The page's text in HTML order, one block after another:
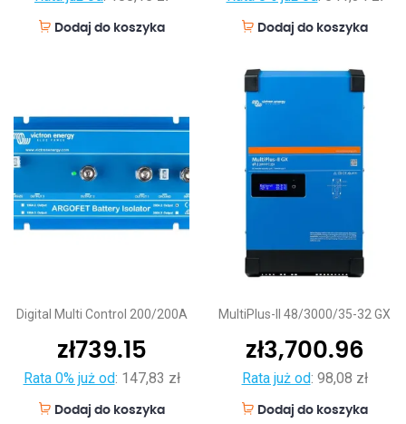
Dodaj do koszyka Dodaj do koszyka
Digital Multi Control 200/200A
zł739.15
Rata 0% już od: 147,83 zł
Dodaj do koszyka
MultiPlus-II 48/3000/35-32 GX
zł3,700.96
Rata już od: 98,08 zł
Dodaj do koszyka